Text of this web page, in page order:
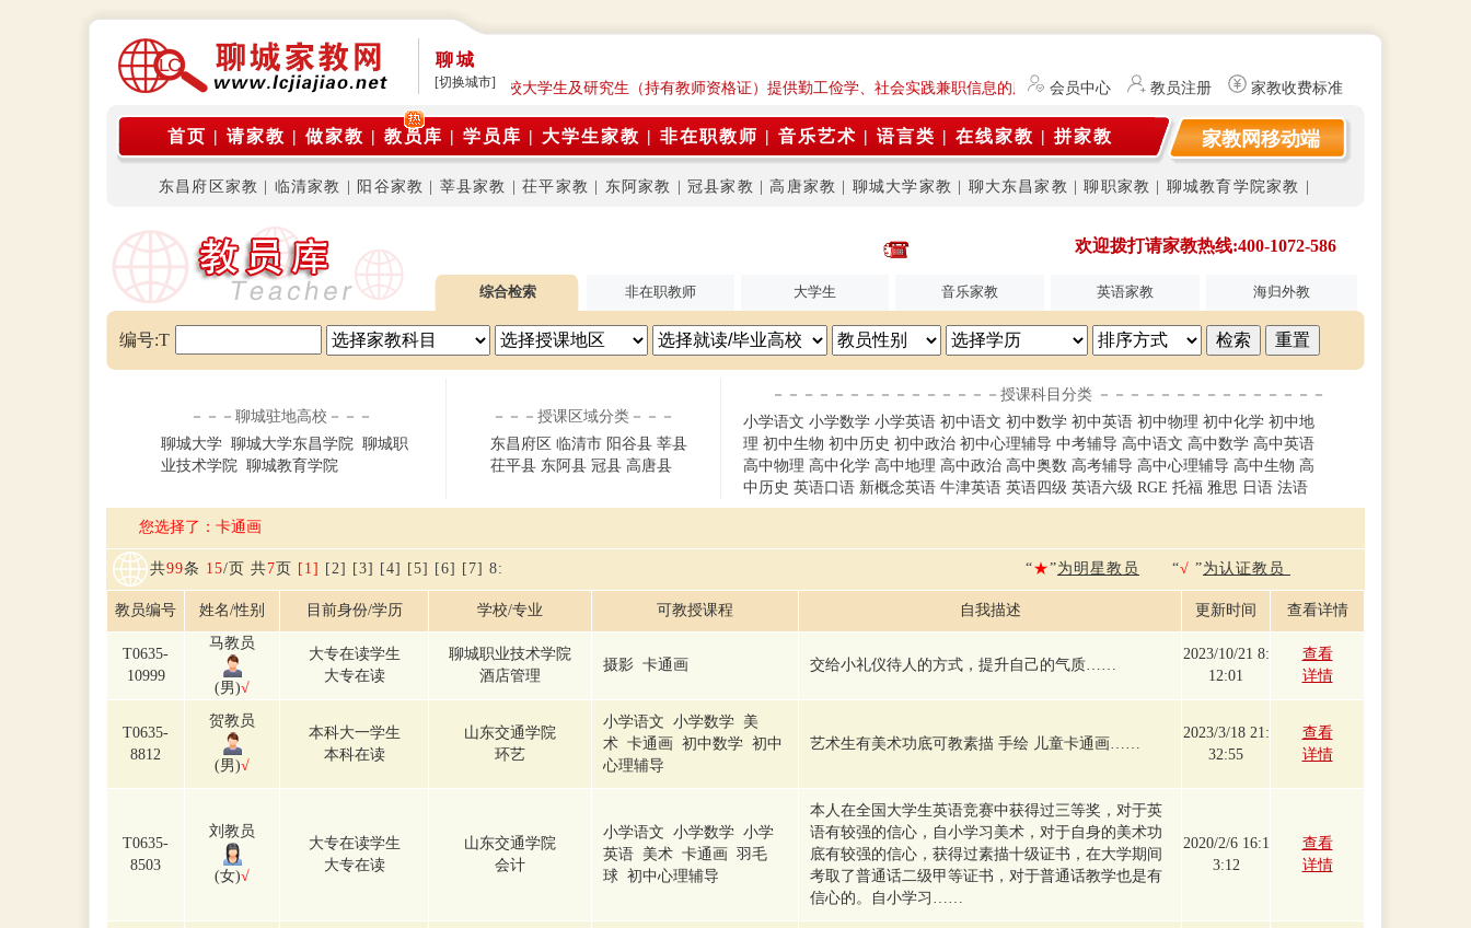
聊城
[切换城市]
公告: 本平台是由在校大学生家教团体运营，旨为在校大学生及研究生（持有教师资格证）提供勤工俭学、社会实践兼职信息的服务平台。平台不开展任何有偿学科教育和素质教育业务活动，是
会员中心 教员注册 家教收费标准
首页 | 请家教 | 做家教 | 教员库 | 学员库 | 大学生家教 | 非在职教师 | 音乐艺术 | 语言类 | 在线家教 | 拼家教 家教网移动端
东昌府区家教 临清家教 阳谷家教 莘县家教 |茌平家教 东阿家教 冠县家教 高唐家教 聊城大学家教 聊大东昌家教 |聊职家教 聊城教育学院家教
欢迎拨打请家教热线:400-1072-586
综合检索 非在职教师 大学生 音乐家教 英语家教 海归外教
编号:T
－－－聊城驻地高校－－－
聊城大学 聊城大学东昌学院 聊城职
业技术学院 聊城教育学院
－－－授课区域分类－－－
东昌府区 临清市 阳谷县 莘县
茌平县 东阿县 冠县 高唐县
－－－－－－－－－－－－－－－授课科目分类 －－－－－－－－－－－－－－－
小学语文 小学数学 小学英语 初中语文 初中数学 初中英语 初中物理 初中化学 初中地
理 初中生物 初中历史 初中政治 初中心理辅导 中考辅导 高中语文 高中数学 高中英语
高中物理 高中化学 高中地理 高中政治 高中奥数 高考辅导 高中心理辅导 高中生物 高
中历史 英语口语 新概念英语 牛津英语 英语四级 英语六级 RGE 托福 雅思 日语 法语
您选择了：卡通画
共99条 15/页 共7页 [1] [2] [3] [4] [5] [6] [7] 8: “★”为明星教员 “√ ”为认证教员
教员编号 姓名/性别 目前身份/学历 学校/专业 可教授课程 自我描述 更新时间 查看详情
T0635-
10999
马教员
(男)√
大专在读学生
大专在读
聊城职业技术学院
酒店管理
摄影 卡通画 交给小礼仪待人的方式，提升自己的气质……
2023/10/21 8:
12:01
查看
详情
T0635-
8812
贺教员
(男)√
本科大一学生
本科在读
山东交通学院
环艺
小学语文 小学数学 美
术 卡通画 初中数学 初中
心理辅导
艺术生有美术功底可教素描 手绘 儿童卡通画……
2023/3/18 21:
32:55
查看
详情
T0635-
8503
刘教员
(女)√
大专在读学生
大专在读
山东交通学院
会计
小学语文 小学数学 小学
英语 美术 卡通画 羽毛
球 初中心理辅导
本人在全国大学生英语竞赛中获得过三等奖，对于英
语有较强的信心，自小学习美术，对于自身的美术功
底有较强的信心，获得过素描十级证书，在大学期间
考取了普通话二级甲等证书，对于普通话教学也是有
信心的。自小学习……
2020/2/6 16:1
3:12
查看
详情